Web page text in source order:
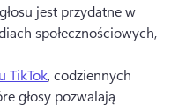
jest przydatne w
społecznościowych,
TikTok, codziennych
głosy pozwalają